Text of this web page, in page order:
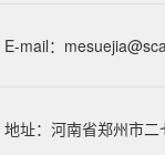
E-mail：
地址：河南省郑州市